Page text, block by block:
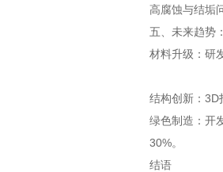
高腐蚀与结垢
五、未来趋势
材料升级：研
结构创新：3D
绿色制造：开
30%。
结语